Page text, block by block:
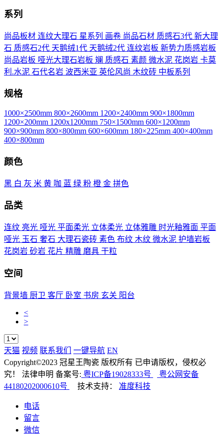
系列
尚品板材 连纹大理石 星系列 画卷 尚品石材 质感石3代 新大理
石 质感石2代 天鹅绒1代 天鹅绒2代 连纹岩板 新势力质感岩板
尚品岩板 哑光大理石岩板 斓 质感石 素颜 微水泥 花岗岩 卡莫
利.水泥 石代名岩 波西米亚 英伦风尚 木纹砖 中板系列
规格
1000×2500mm 800×2600mm 1200×2400mm 900×1800mm
1200×200mm 1200x1200mm 750×1500mm 600×1200mm
900×900mm 800×800mm 600×600mm 180×225mm 400×400mm
400×800mm
颜色
黑 白 灰 米 黄 咖 蓝 绿 粉 橙 金 拼色
品类
连纹 亮光 哑光 平面柔光 立体柔光 立体雅雕 时光釉雅面 平面
哑光 玉石 奢石 大理石瓷砖 素色 布纹 木纹 微水泥 护墙岩板
花岗岩 砂岩 花片 精雕 磨具 干粒
空间
背景墙 厨卫 客厅 卧室 书房 玄关 阳台
<
>
天猫 视频 联系我们 一键导航 EN
Copyright©2023 冠星王陶瓷 版权所有 已申请版权，侵权必
究！ 法律申明 备案号: 粤ICP备19028333号
粤公网安备
44180202000610号
技术支持： 准度科技
电话
留言
微信